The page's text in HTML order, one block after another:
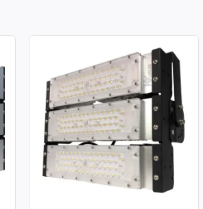
ĐÈN PHA LED MODULE SMD
P03 – CÔNG SUẤT 150W
Công suất: 150W
Hiệu suất chiếu sáng: 130lm/W
Nhiệt độ màu: 3.000K / 4.000K /
6.000K
Chỉ số hoàn màu: CRI≥70
Tuổi thọ L70: 50.000h
Hệ số công suất: >0.95
Điện áp sử dụng: AC 100-277V ~